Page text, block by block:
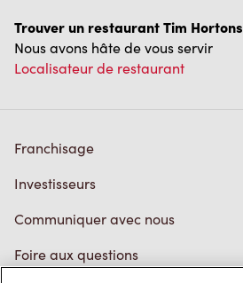
Trouver un restaurant Tim Hortons
Nous avons hâte de vous servir
Localisateur de restaurant
Franchisage
Investisseurs
Communiquer avec nous
Foire aux questions